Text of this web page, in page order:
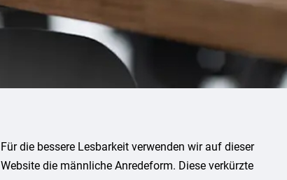
Für die bessere Lesbarkeit verwenden wir auf dieser
Website die männliche Anredeform. Diese verkürzte